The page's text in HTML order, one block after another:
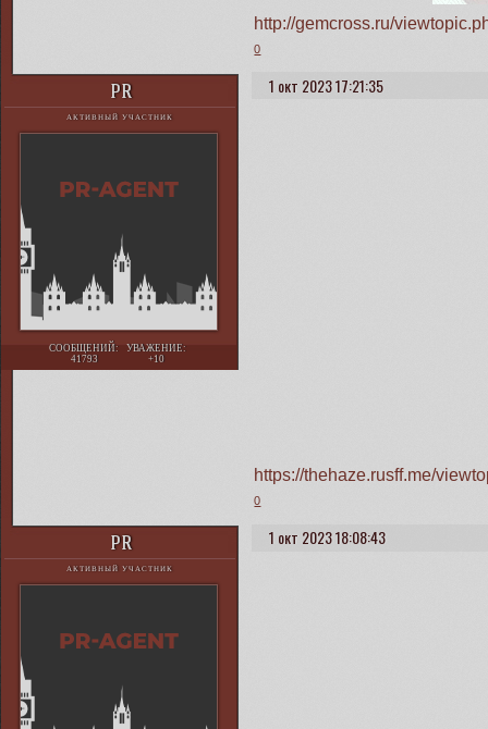
http://gemcross.ru/
0
1 окт 2023 17:21:35
PR
АКТИВНЫЙ УЧАСТНИК
СООБЩЕНИЙ:
41793
УВАЖЕНИЕ:
+10
https://thehaze.rusff.me/
0
1 окт 2023 18:08:43
PR
АКТИВНЫЙ УЧАСТНИК